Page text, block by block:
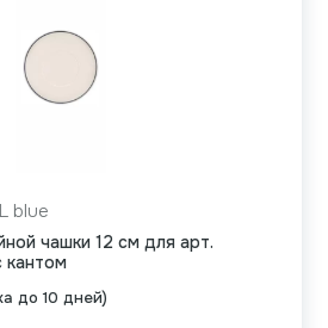
до 10 дней)
blue
чашки 12 см для арт.
кантом